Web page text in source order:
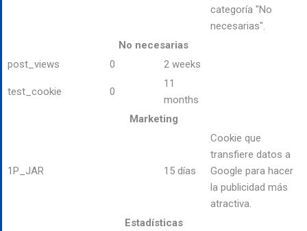
categoría "No
necesarias".
No necesarias
post_views
0 2 weeks
test_cookie 0
11
months
Marketing
1P_JAR 15 días
Cookie que
transfiere datos a
Google para hacer
la publicidad más
atractiva.
Estadísticas